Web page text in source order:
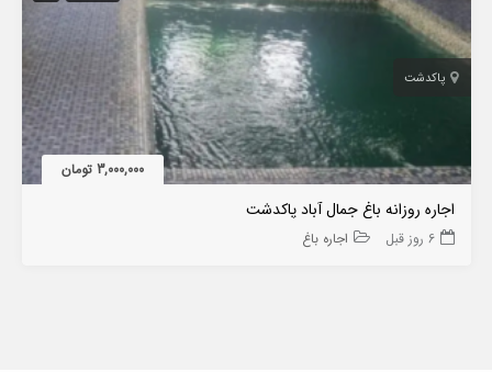
پاکدشت
3,000,000 تومان
اجاره روزانه باغ جمال آباد پاکدشت
6 روز قبل اجاره باغ